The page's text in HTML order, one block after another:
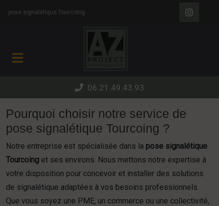
pose signalétique Tourcoing
06.21.49.43.93
Pourquoi choisir notre service de
pose signalétique Tourcoing ?
Notre entreprise est spécialisée dans la pose signalétique
Tourcoing et ses environs. Nous mettons notre expertise à
votre disposition pour concevoir et installer des solutions
de signalétique adaptées à vos besoins professionnels.
Que vous soyez une PME, un commerce ou une collectivité,